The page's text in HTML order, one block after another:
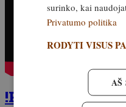
surinko, kai
Privatumo politika
RODYTI VISUS
AŠ